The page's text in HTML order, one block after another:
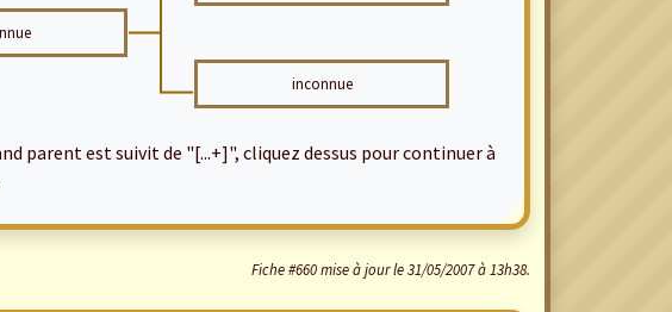
inconnue
parent est suivit de "[...+]", cliquez dessus pour continuer à
Fiche #660 mise à jour le 31/05/2007 à 13h38.